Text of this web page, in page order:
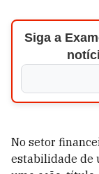
Siga a
No setor
estabilidade de